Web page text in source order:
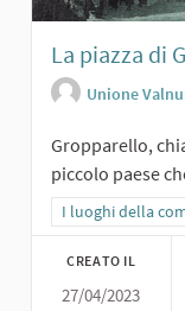
La piazza di
Unione
Gropparello,
piccolo paese
Filtra i risultati
I luoghi della
CREATO IL
27/04/2023